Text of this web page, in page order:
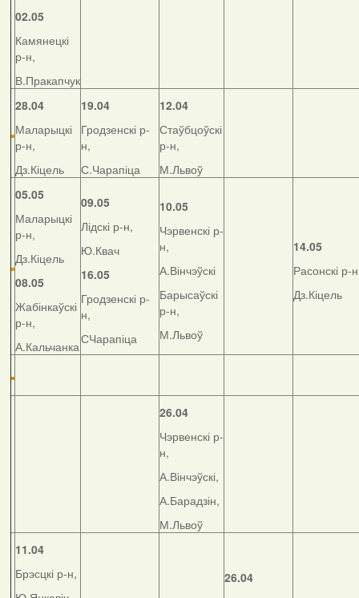
02.05
Камянецкі
р-н,
В.Пракапчук
28.04
Маларыцкі
р-н,
Дз.Кіцель
19.04
Гродзенскі р-
н,
С.Чарапіца
12.04
Стаўбцоўскі
р-н,
М.Львоў
05.05
Маларыцкі
р-н,
Дз.Кіцель
08.05
Жабінкаўскі
р-н,
А.Кальчанка
09.05
Лідскі р-н,
Ю.Квач
16.05
Гродзенскі р-
н,
СЧарапіца
10.05
Чэрвенскі р-
н,
А.Вінчэўскі
Барысаўскі
р-н,
М.Львоў
14.05
Расонскі р-
Дз.Кіцель
26.04
Чэрвенскі р-
н,
А.Вінчэўскі,
А.Барадзін,
М.Львоў
11.04
Брэсцкі р-н,
26.04